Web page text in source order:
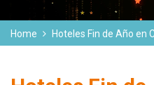
Home Hoteles Fin de Año en